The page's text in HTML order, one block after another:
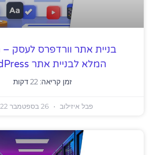
בניית אתר וורדפרס לעסק
המלא לבניית אתר WordPress
זמן קריאה:22 דקות
פבל איזילוב